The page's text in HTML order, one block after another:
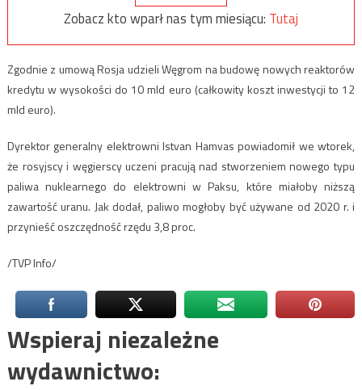
Zobacz kto wparł nas tym miesiącu: Tutaj
Zgodnie z umową Rosja udzieli Węgrom na budowę nowych reaktorów
kredytu w wysokości do 10 mld euro (całkowity koszt inwestycji to 12
mld euro).
Dyrektor generalny elektrowni Istvan Hamvas powiadomił we wtorek,
że rosyjscy i węgierscy uczeni pracują nad stworzeniem nowego typu
paliwa nuklearnego do elektrowni w Paksu, które miałoby niższą
zawartość uranu. Jak dodał, paliwo mogłoby być używane od 2020 r. i
przynieść oszczędność rzędu 3,8 proc.
/TVP Info/
Wspieraj niezależne
wydawnictwo: